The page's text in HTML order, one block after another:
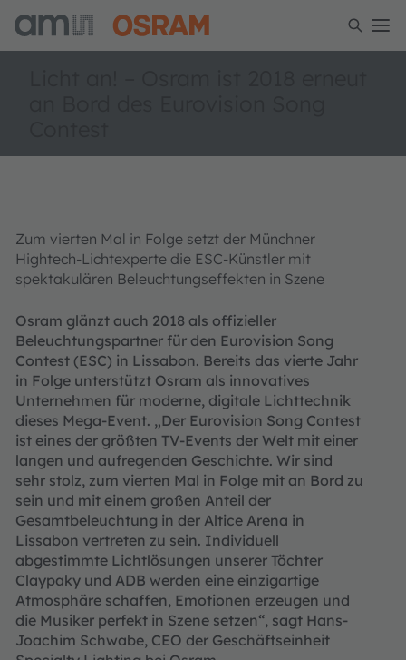
Zum vierten Mal in Folge setzt der Münchner
Hightech-Lichtexperte die ESC-Künstler mit
spektakulären Beleuchtungseffekten in Szene
Osram glänzt auch 2018 als offizieller
Beleuchtungspartner für den Eurovision Song
Contest (ESC) in Lissabon. Bereits das vierte Jahr
in Folge unterstützt Osram als innovatives
Unternehmen für moderne, digitale Lichttechnik
dieses Mega-Event. „Der Eurovision Song Contest
ist eines der größten TV-Events der Welt mit einer
langen und aufregenden Geschichte. Wir sind
sehr stolz, zum vierten Mal in Folge mit an Bord zu
sein und mit einem großen Anteil der
Gesamtbeleuchtung in der Altice Arena in
Lissabon vertreten zu sein. Individuell
abgestimmte Lichtlösungen unserer Töchter
Claypaky und ADB werden eine einzigartige
Atmosphäre schaffen, Emotionen erzeugen und
die Musiker perfekt in Szene setzen“, sagt Hans-
Joachim Schwabe, CEO der Geschäftseinheit